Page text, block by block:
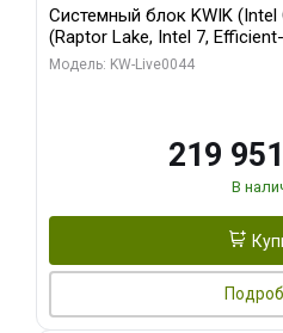
Системный блок KWIK (Intel
(Raptor Lake, Intel 7,
модуля)/ Gigabyte RTX5070Ti
Модель: KW-Live0044
219
В